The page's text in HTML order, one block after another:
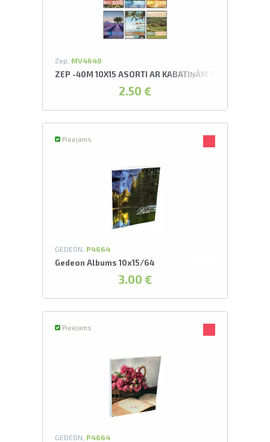
Zep, MV4640
ZEP -40M 10X15 ASORTI AR KABATIŅĀM VIAGGIO
2.50 €
Pieejams
GEDEON, P4664
Gedeon Albums 10x15/64
3.00 €
Pieejams
GEDEON, P4664